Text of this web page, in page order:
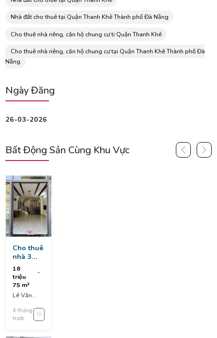
Nhà đất cho thuê tại Quận Thanh Khê Thành phố Đà Nẵng
Cho thuê nhà riêng, căn hộ chung cư ti Quận Thanh Khê
Cho thuê nhà riêng, căn hộ chung cư tại Quận Thanh Khê Thành phố Đà
Nẵng
Ngày Đăng
26-03-2026
Bất Động Sản Cùng Khu Vực
Cho thuê
nhà 3
tầng mặt
tiền lê
văn thịnh
- hoà
minh gần
kinh
dương
nguyễn
18
triệu
75 m²
Lê Văn
Minh, Liên
Chiểu, Đà
4 tháng
trước